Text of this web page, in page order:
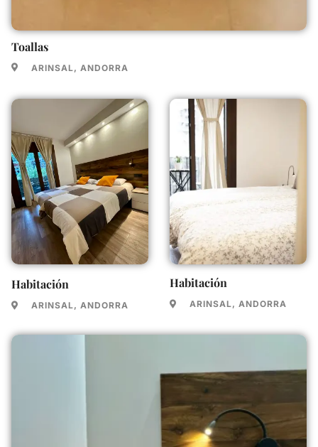
Toallas
ARINSAL, ANDORRA
Habitación
ARINSAL, ANDORRA
Habitación
ARINSAL, ANDORRA